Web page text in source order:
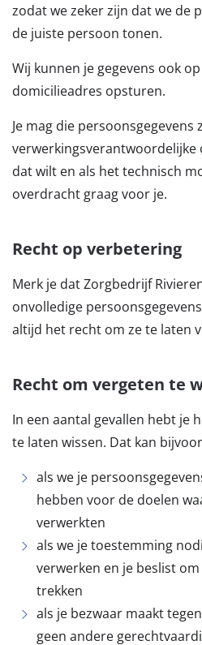
zodat we zeker zijn dat we de
de juiste persoon tonen.
Wij kunnen je gegevens ook
domicilieadres opsturen.
Je mag die persoonsgegevens
verwerkingsverantwoordelijke
dat wilt en als het technisch
overdracht graag voor je.
Recht op verbetering
Merk je dat Zorgbedrijf
onvolledige
altijd het recht om ze te laten
Recht om vergeten te
In een aantal gevallen hebt je
te laten wissen. Dat kan
als we je
hebben voor de doelen
verwerkten
als we je toestemming
verwerken en je beslist
trekken
als je bezwaar maakt
geen andere